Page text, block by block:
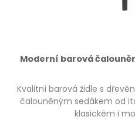
Moderní barová
Kvalitní barová židle s
čalouněným sedákem od
klasickém i